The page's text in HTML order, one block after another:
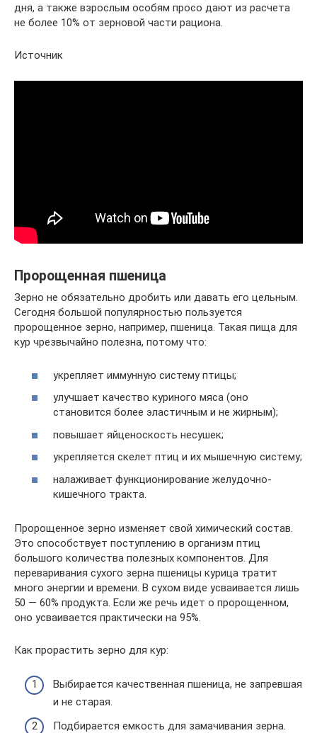
дня, а также взрослым особям просо дают из расчета
не более 10% от зерновой части рациона.
Источник
Пророщенная пшеница
Зерно не обязательно дробить или давать его цельным.
Сегодня большой популярностью пользуется
пророщенное зерно, например, пшеница. Такая пища для
кур чрезвычайно полезна, потому что:
укрепляет иммунную систему птицы;
улучшает качество куриного мяса (оно
становится более эластичным и не жирным);
повышает яйценоскость несушек;
укрепляется скелет птиц и их мышечную систему;
налаживает функционирование желудочно-
кишечного тракта.
Пророщенное зерно изменяет свой химический состав.
Это способствует поступлению в организм птиц
большого количества полезных компонентов. Для
переваривания сухого зерна пшеницы курица тратит
много энергии и времени. В сухом виде усваивается лишь
50 — 60% продукта. Если же речь идет о пророщенном,
оно усваивается практически на 95%.
Как прорастить зерно для кур:
Выбирается качественная пшеница, не запревшая
и не старая.
Подбирается емкость для замачивания зерна.